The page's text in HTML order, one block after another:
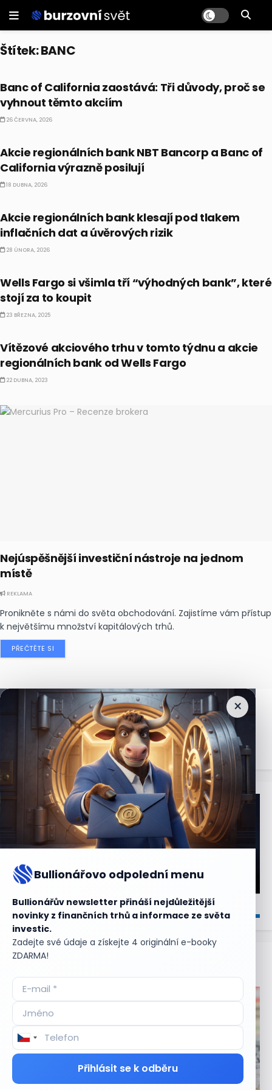
Štítek:BANC
Banc of California zaostává: Tři důvody, proč se
vyhnout těmto akciím
26 ČERVNA, 2026
Akcie regionálních bank NBT Bancorp a Banc of
California výrazně posilují
18 DUBNA, 2026
Akcie regionálních bank klesají pod tlakem
inflačních dat a úvěrových rizik
28 ÚNORA, 2026
Wells Fargo si všimla tří “výhodných bank”, které
stojí za to koupit
23 BŘEZNA, 2025
Vítězové akciového trhu v tomto týdnu a akcie
regionálních bank od Wells Fargo
22 DUBNA, 2023
Nejúspěšnější investiční nástroje na jednom
místě
REKLAMA
Pronikněte s námi do světa obchodování. Zajistíme vám přístup
k největšímu množství kapitálových trhů.
PŘEČTĚTE SI
×
Bullionářovo odpolední menu
Bullionářův newsletter přináší nejdůležitější
novinky z finančních trhů a informace ze světa
investic.
Zadejte své údaje a získejte 4 originální e-booky
ZDARMA!
Přihlásit se k odběru
Nejčtenějšízprávy
Aktuální